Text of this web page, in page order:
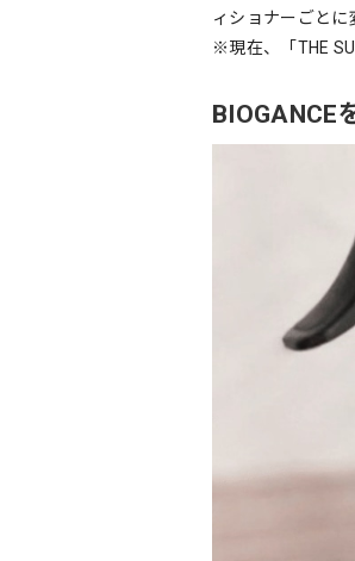
ィショナーごとに
※現在、「THE
BIOGANCE